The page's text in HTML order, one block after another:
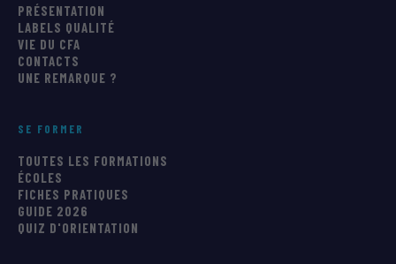
PRÉSENTATION
LABELS QUALITÉ
VIE DU CFA
CONTACTS
UNE REMARQUE ?
SE FORMER
TOUTES LES FORMATIONS
ÉCOLES
FICHES PRATIQUES
GUIDE 2026
QUIZ D'ORIENTATION